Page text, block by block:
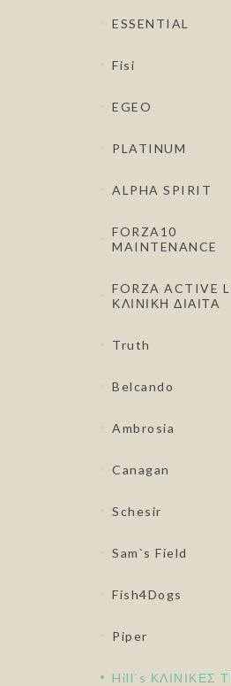
ESSENTIAL
Fisi
EGEO
PLATINUM
ALPHA SPIRIT
FORZA10
MAINTENANCE
FORZA ACTIVE
ΚΛΙΝΙΚΗ ΔΙΑΙΤΑ
Truth
Belcando
Ambrosia
Canagan
Schesir
Sam`s Field
Fish4Dogs
Piper
Hill`s ΚΛΙΝΙΚΕΣ